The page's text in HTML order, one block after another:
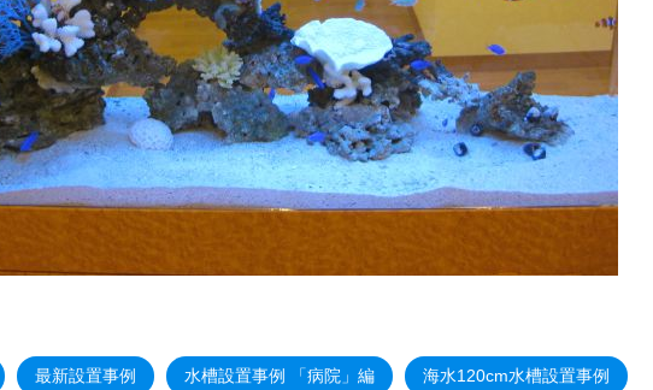
最新設置事例 水槽設置事例 「病院」編 海水120cm水槽設置事例